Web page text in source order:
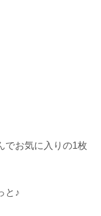
でお気に入りの1枚
と♪